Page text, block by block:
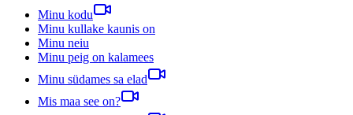
Minu kodu
Minu kullake kaunis on
Minu neiu
Minu peig on kalamees
Minu südames sa elad
Mis maa see on?